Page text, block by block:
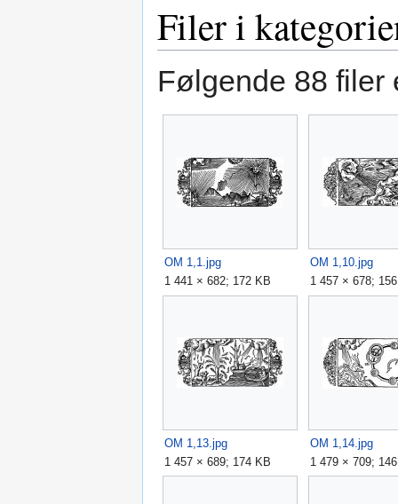
Filer i
Følgende 88 filer
OM 1,1.jpg
1 441 × 682; 172 KB
OM 1,10.jpg
1 457 × 678;
OM 1,13.jpg
1 457 × 689; 174 KB
OM 1,14.jpg
1 479 × 709;